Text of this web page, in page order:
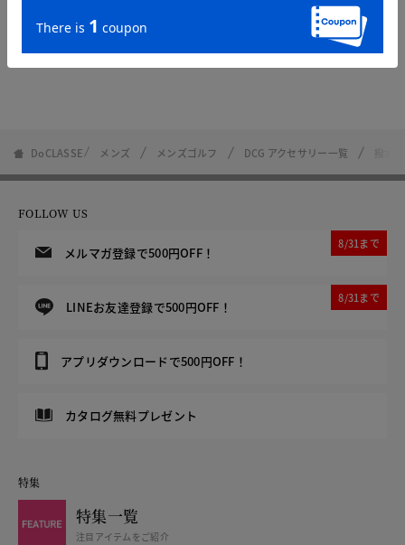
DoCLASSE メンズ メンズゴルフ DCG アクセサリー一覧
FOLLOW US
メルマガ登録で500円OFF！
8/31まで
LINEお友達登録で500円OFF！
8/31まで
アプリダウンロードで500円OFF！
カタログ無料プレゼント
特集
特集一覧
注目アイテムをご紹介